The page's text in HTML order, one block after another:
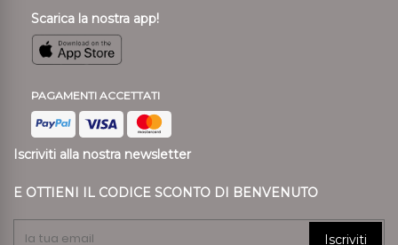
Scarica la nostra app!
PAGAMENTI ACCETTATI
Iscriviti alla nostra newsletter
E OTTIENI IL CODICE SCONTO DI BENVENUTO
Iscriviti